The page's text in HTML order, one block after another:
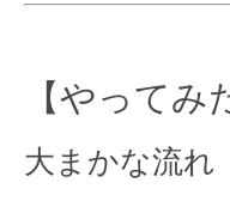
【やってみ
大まかな流れ